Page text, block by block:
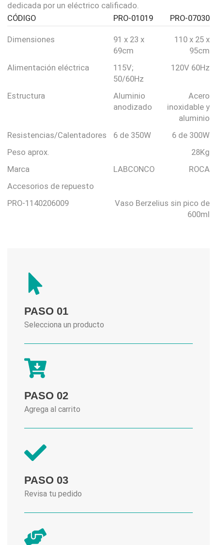
dedicada por un eléctrico calificado.
CÓDIGO
PRO-01019 PRO-07030
Dimensiones
91 x 23 x
69cm
110 x 25 x
95cm
Alimentación eléctrica
115V;
50/60Hz
120V 60Hz
Estructura
Aluminio
anodizado
Acero
inoxidable y
aluminio
Resistencias/Calentadores
6 de 350W
6 de 300W
Peso aprox.
28Kg
Marca
LABCONCO
ROCA
Accesorios de repuesto
PRO-1140206009
Vaso Berzelius sin pico de
600ml
PASO 01
Selecciona un producto
PASO 02
Agrega al carrito
PASO 03
Revisa tu pedido